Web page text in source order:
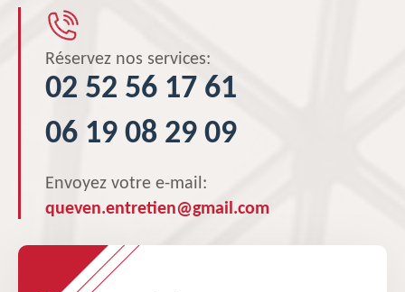
Réservez nos services:
02 52 56 17 61
06 19 08 29 09
Envoyez votre e-mail:
queven.entretien@gmail.com